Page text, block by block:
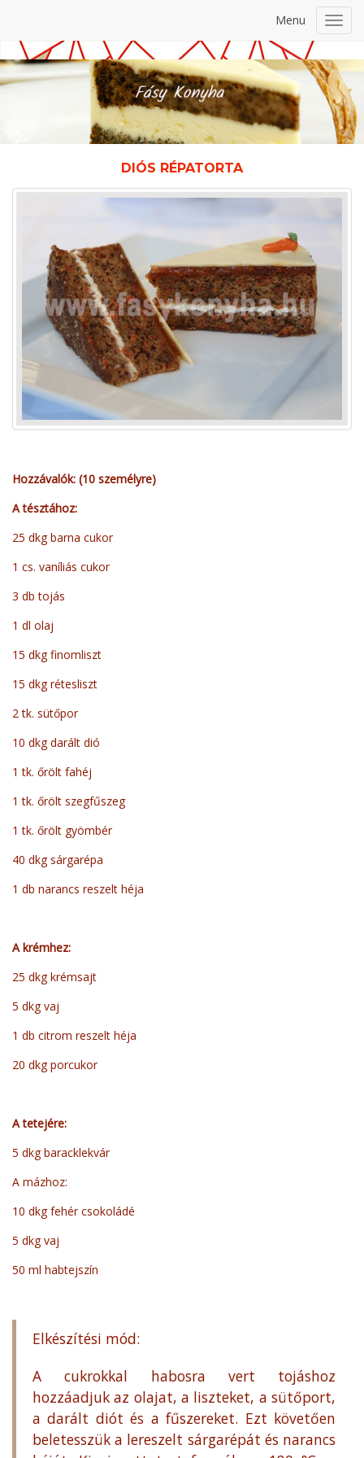
Menu
DIÓS RÉPATORTA
Hozzávalók: (10 személyre)
A tésztához:
25 dkg barna cukor
1 cs. vaníliás cukor
3 db tojás
1 dl olaj
15 dkg finomliszt
15 dkg rétesliszt
2 tk. sütőpor
10 dkg darált dió
1 tk. őrölt fahéj
1 tk. őrölt szegfűszeg
1 tk. őrölt gyömbér
40 dkg sárgarépa
1 db narancs reszelt héja
A krémhez:
25 dkg krémsajt
5 dkg vaj
1 db citrom reszelt héja
20 dkg porcukor
A tetejére:
5 dkg baracklekvár
A mázhoz:
10 dkg fehér csokoládé
5 dkg vaj
50 ml habtejszín
Elkészítési mód:
A cukrokkal habosra vert tojáshoz
hozzáadjuk az olajat, a liszteket, a sütőport,
a darált diót és a fűszereket. Ezt követően
beletesszük a lereszelt sárgarépát és narancs